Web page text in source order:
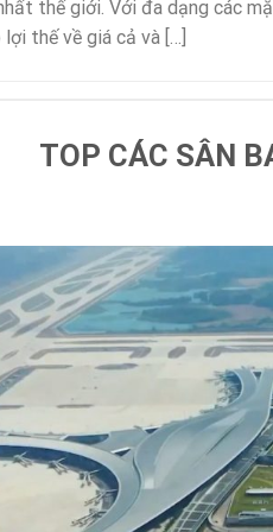
thế giới. Với đa dạng các
thế về giá cả và […]
TOP CÁC SÂN